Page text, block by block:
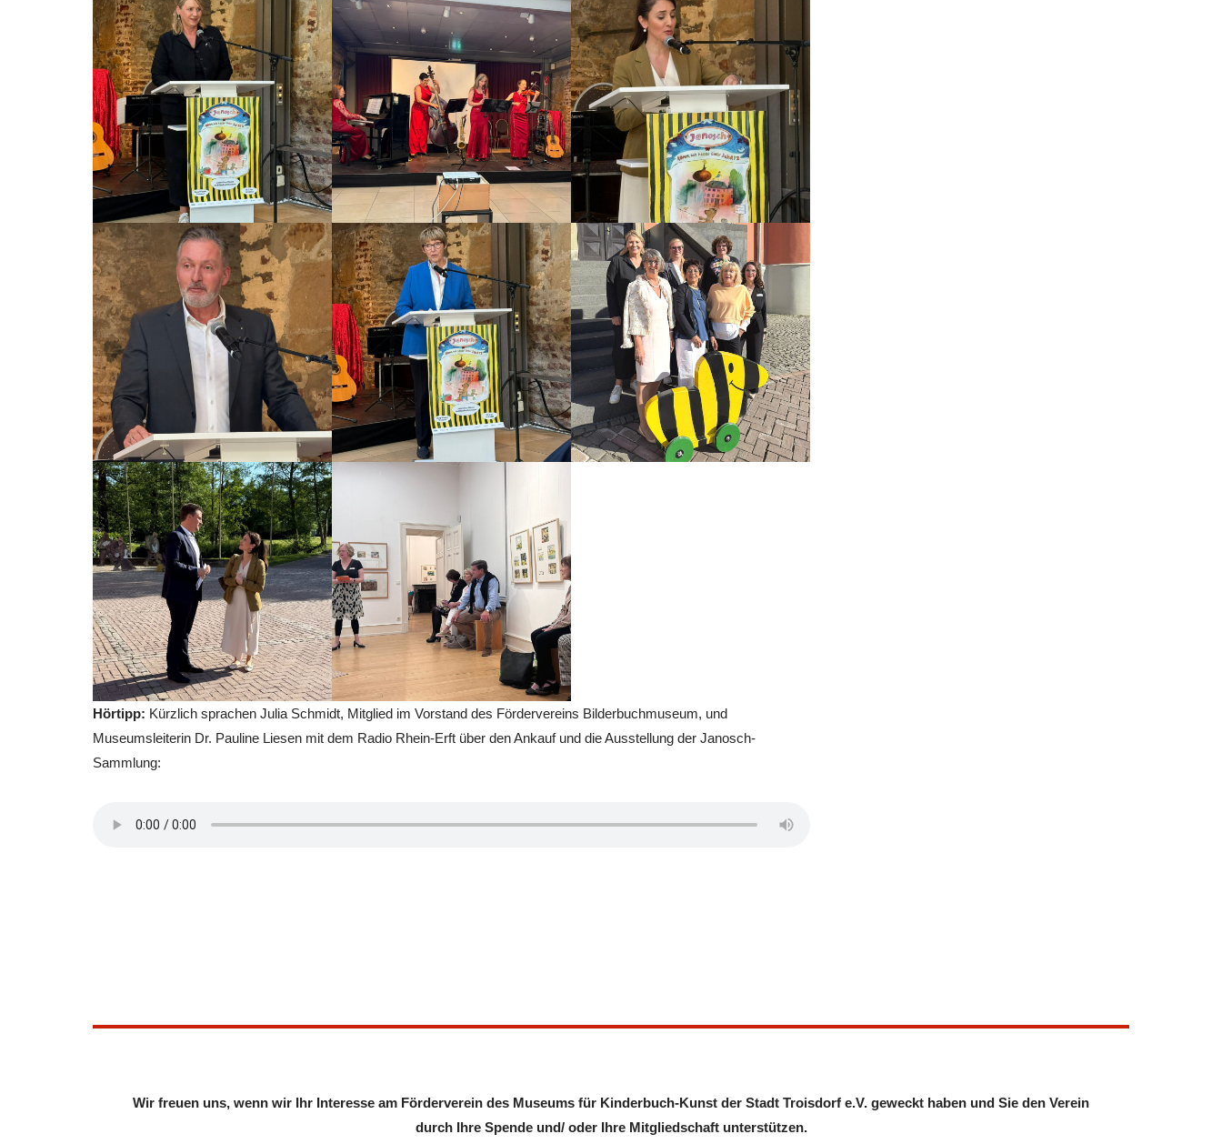
Hörtipp: Kürzlich sprachen Julia Schmidt, Mitglied im Vorstand des Fördervereins Bilderbuchmuseum, und
Museumsleiterin Dr. Pauline Liesen mit dem Radio Rhein-Erft über den Ankauf und die Ausstellung der Janosch-
Sammlung:
Wir freuen uns, wenn wir Ihr Interesse am Förderverein des Museums für Kinderbuch-Kunst der Stadt Troisdorf e.V. geweckt haben und Sie den Verein
durch Ihre Spende und/ oder Ihre Mitgliedschaft unterstützen.